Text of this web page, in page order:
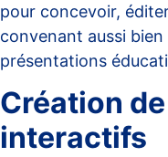
pour concevoir,
convenant aussi bien
présentations
Création
interactifs